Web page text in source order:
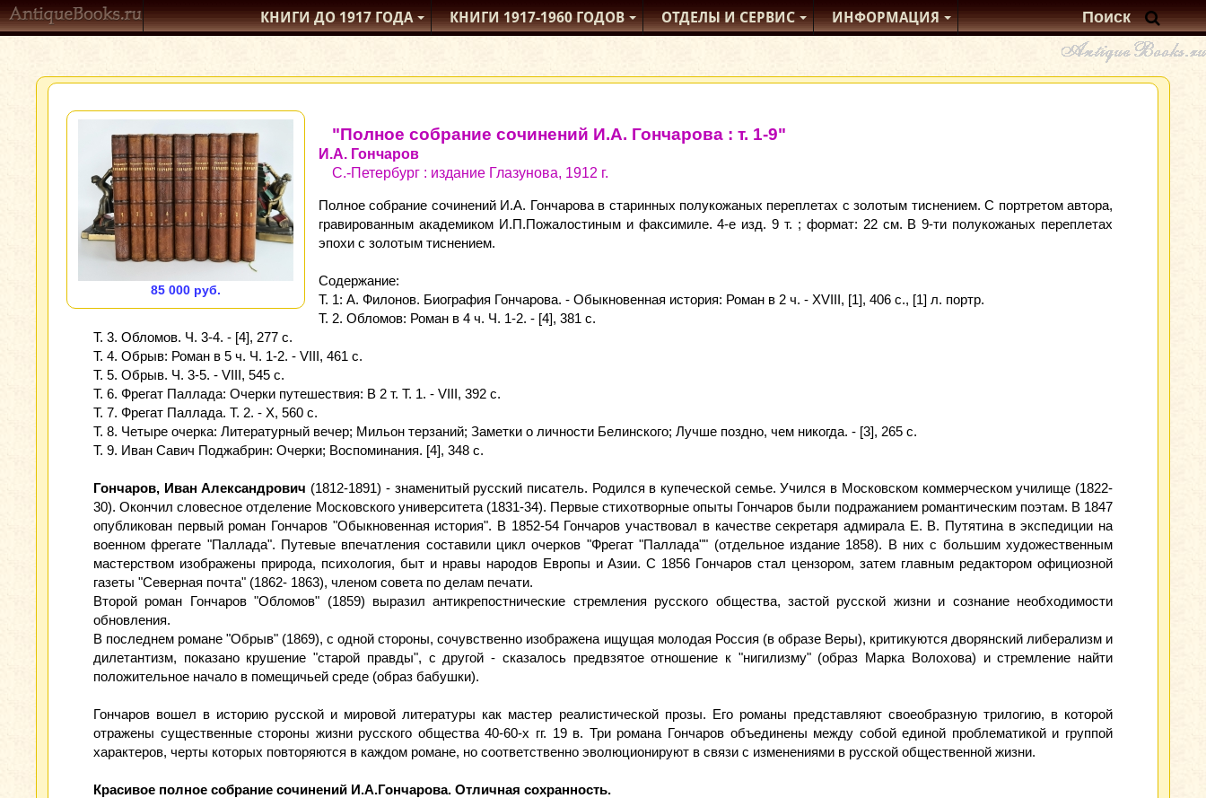
КНИГИ ДО 1917ГОДА КНИГИ1917-1960ГОДОВ ОТДЕЛЫИ СЕРВИС ИНФОРМАЦИЯ
85 000 руб.
"Полное собрание сочинений И.А. Гончарова : т. 1-9"
И.А. Гончаров
С.-Петербург : издание Глазунова, 1912 г.
Полное собрание сочинений И.А. Гончарова в старинных полукожаных переплетах с золотым тиснением. С портретом автора,
гравированным академиком И.П.Пожалостиным и факсимиле. 4-е изд. 9 т. ; формат: 22 см. В 9-ти полукожаных переплетах
эпохи с золотым тиснением.
Содержание:
Т. 1: А. Филонов. Биография Гончарова. - Обыкновенная история: Роман в 2 ч. - XVIII, [1], 406 с., [1] л. портр.
Т. 2. Обломов: Роман в 4 ч. Ч. 1-2. - [4], 381 с.
Т. 3. Обломов. Ч. 3-4. - [4], 277 с.
Т. 4. Обрыв: Роман в 5 ч. Ч. 1-2. - VIII, 461 с.
Т. 5. Обрыв. Ч. 3-5. - VIII, 545 с.
Т. 6. Фрегат Паллада: Очерки путешествия: В 2 т. Т. 1. - VIII, 392 с.
Т. 7. Фрегат Паллада. Т. 2. - X, 560 с.
Т. 8. Четыре очерка: Литературный вечер; Мильон терзаний; Заметки о личности Белинского; Лучше поздно, чем никогда. - [3], 265 с.
Т. 9. Иван Савич Поджабрин: Очерки; Воспоминания. [4], 348 с.
Гончаров, Иван Александрович (1812-1891) - знаменитый русский писатель. Родился в купеческой семье. Учился в Московском коммерческом училище (1822-
30). Окончил словесное отделение Московского университета (1831-34). Первые стихотворные опыты Гончаров были подражанием романтическим поэтам. В 1847
опубликован первый роман Гончаров "Обыкновенная история". В 1852-54 Гончаров участвовал в качестве секретаря адмирала Е. В. Путятина в экспедиции на
военном фрегате "Паллада". Путевые впечатления составили цикл очерков "Фрегат "Паллада"" (отдельное издание 1858). В них с большим художественным
мастерством изображены природа, психология, быт и нравы народов Европы и Азии. С 1856 Гончаров стал цензором, затем главным редактором официозной
газеты "Северная почта" (1862- 1863), членом совета по делам печати.
Второй роман Гончаров "Обломов" (1859) выразил антикрепостнические стремления русского общества, застой русской жизни и сознание необходимости
обновления.
В последнем романе "Обрыв" (1869), с одной стороны, сочувственно изображена ищущая молодая Россия (в образе Веры), критикуются дворянский либерализм и
дилетантизм, показано крушение "старой правды", с другой - сказалось предвзятое отношение к "нигилизму" (образ Марка Волохова) и стремление найти
положительное начало в помещичьей среде (образ бабушки).
Гончаров вошел в историю русской и мировой литературы как мастер реалистической прозы. Его романы представляют своеобразную трилогию, в которой
отражены существенные стороны жизни русского общества 40-60-х гг. 19 в. Три романа Гончаров объединены между собой единой проблематикой и группой
характеров, черты которых повторяются в каждом романе, но соответственно эволюционируют в связи с изменениями в русской общественной жизни.
Красивое полное собрание сочинений И.А.Гончарова. Отличная сохранность.